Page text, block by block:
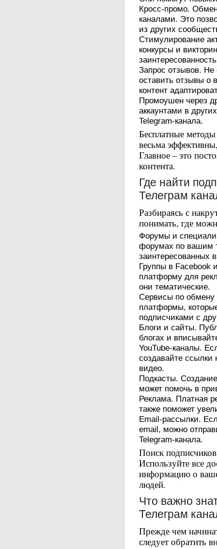
Кросс-промо.
каналами. Это
из других
Стимулирование
конкурсы и
Запрос отзывов. Не
оставить отзывы о
контент
Промоушен через
аккаунтами в
Telegram-канала.
Бесплатные
весьма
Главное – это
контента.
Где найти
Телеграм
Разбираясь с
понимать, где
Форумы и
форумах по вашим
заинтересованных
Группы в Facebook
платформу для
они тематические.
Сервисы по
платформы,
подписчиками с
Блоги и сайты.
блогах и
YouTube-каналы.
создавайте ссылки
видео.
Подкасты.
может помочь в
Реклама. Платная
также поможет
Email-рассылки.
email, можно
Telegram-канала.
Поиск
Используйте все
информацию о
людей.
Что важно
Телеграм
Прежде чем
следует обратить